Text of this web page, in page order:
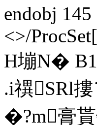
endobj 145
<>/
H塴N�
.i禩SRl
�?m膏